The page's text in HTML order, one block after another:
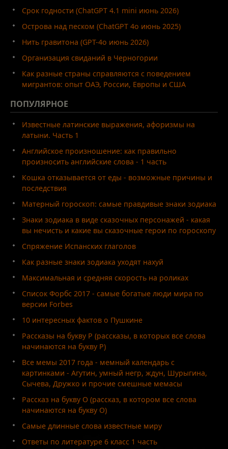
Срок годности (ChatGPT 4.1 mini июнь 2026)
Острова над песком (ChatGPT 4o июнь 2025)
Нить гравитона (GPT-4o июнь 2026)
Организация свиданий в Черногории
Как разные страны справляются с поведением
мигрантов: опыт ОАЭ, России, Европы и США
ПОПУЛЯРНОЕ
Известные латинские выражения, афоризмы на
латыни. Часть 1
Английское произношение: как правильно
произносить английские слова - 1 часть
Кошка отказывается от еды - возможные причины и
последствия
Матерный гороскоп: самые правдивые знаки зодиака
Знаки зодиака в виде сказочных персонажей - какая
вы нечисть и какие вы сказочные герои по гороскопу
Спряжение Испанских глаголов
Как разные знаки зодиака уходят нахуй
Максимальная и средняя скорость на роликах
Список Форбс 2017 - самые богатые люди мира по
версии Forbes
10 интересных фактов о Пушкине
Рассказы на букву Р (рассказы, в которых все слова
начинаются на букву Р)
Все мемы 2017 года - мемный календарь с
картинками - Агутин, умный негр, ждун, Шурыгина,
Сычева, Дружко и прочие смешные мемасы
Рассказ на букву О (рассказ, в котором все слова
начинаются на букву О)
Самые длинные слова известные миру
Ответы по литературе 6 класс 1 часть